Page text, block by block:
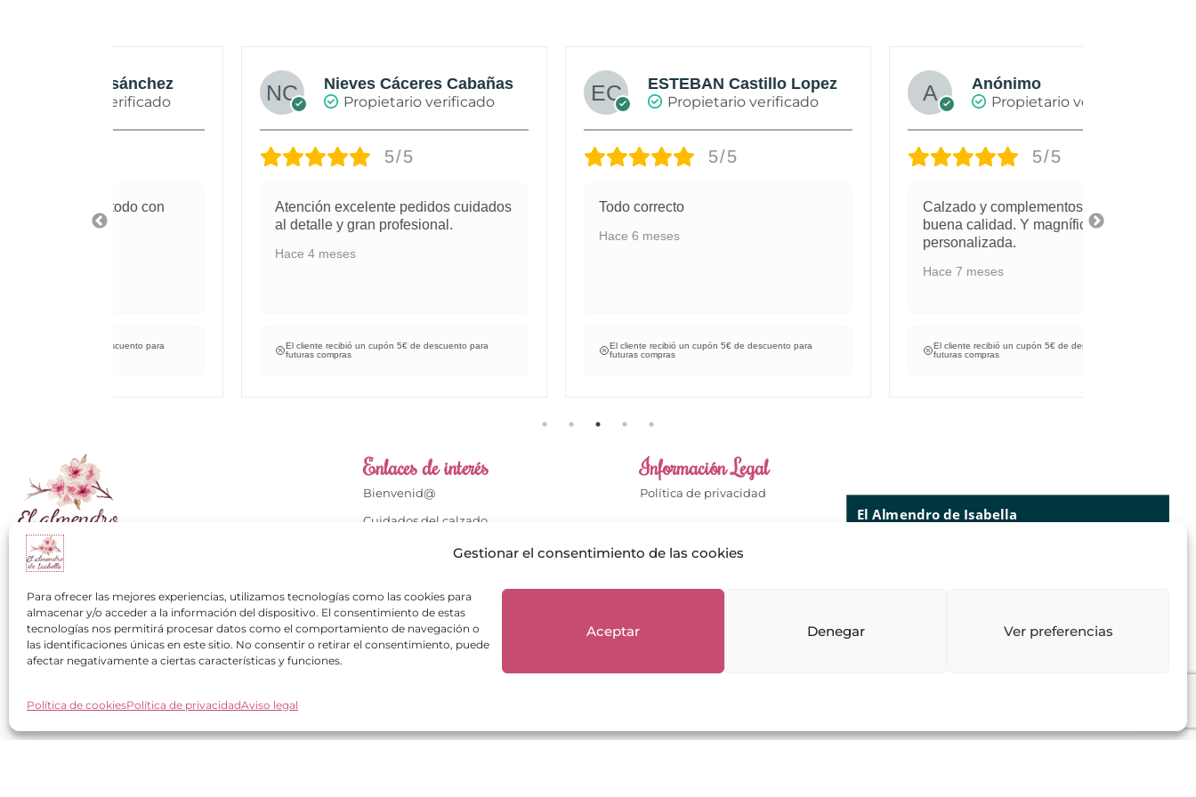
Gestionar el consentimiento de las cookies
Para ofrecer las mejores experiencias, utilizamos tecnologías como las cookies para
almacenar y/o acceder a la información del dispositivo. El consentimiento de estas
tecnologías nos permitirá procesar datos como el comportamiento de navegación o
las identificaciones únicas en este sitio. No consentir o retirar el consentimiento, puede
afectar negativamente a ciertas características y funciones.
Aceptar Denegar Ver preferencias
Política de cookiesPolítica de privacidadAviso legal
Nieves Cáceres Cabañas
Propietario verificado
5/5
Atención excelente pedidos cuidados
al detalle y gran profesional.
El cliente recibió un cupón 5€ de descuento para
ESTEBAN Castillo Lopez
Propietario verificado
5/5
Todo correcto
El cliente recibió un cupón 5€ de descuento para
Anónimo
Propietario verificado
5/5
Calzado y complementos de muy
buena calidad. Y magnífica atención
El cliente recibió un cupón 5€ de descuento para
Calzados con mucho
contacto@elalmendrodeisabella.com
Enlaces de interés
Bienvenid@
Cuidados del calzado
Cuidados del bolso
Mi cuenta
Los clientes opinan
Información Legal
Política de privacidad
Términos de compra
Política de cookies
Política de Devoluciones
El Almendro de Isabella